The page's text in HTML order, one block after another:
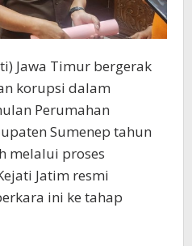
Jawa Timur bergerak
korupsi dalam
Perumahan
Sumenep tahun
melalui proses
Jatim resmi
ini ke tahap